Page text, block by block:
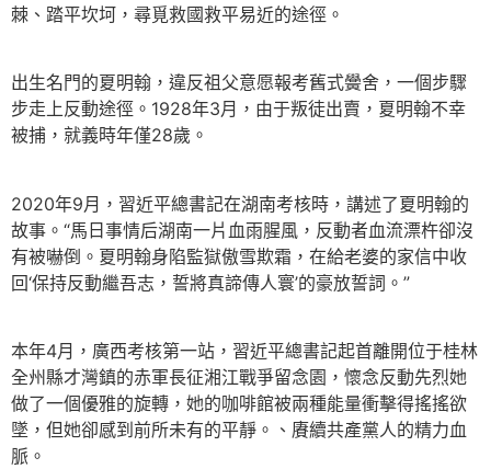
棘、踏平坎坷，尋覓救國救平易近的途徑。
出生名門的夏明翰，違反祖父意愿報考舊式黌舍，一個步驟
步走上反動途徑。1928年3月，由于叛徒出賣，夏明翰不幸
被捕，就義時年僅28歲。
2020年9月，習近平總書記在湖南考核時，講述了夏明翰的
故事。“馬日事情后湖南一片血雨腥風，反動者血流漂杵卻沒
有被嚇倒。夏明翰身陷監獄傲雪欺霜，在給老婆的家信中收
回‘保持反動繼吾志，誓將真諦傳人寰’的豪放誓詞。”
本年4月，廣西考核第一站，習近平總書記起首離開位于桂林
全州縣才灣鎮的赤軍長征湘江戰爭留念園，懷念反動先烈她
做了一個優雅的旋轉，她的咖啡館被兩種能量衝擊得搖搖欲
墜，但她卻感到前所未有的平靜。、賡續共產黨人的精力血
脈。